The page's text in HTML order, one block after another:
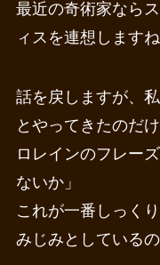
最近の奇術家なら
ィスを連想しますね
話を戻しますが、
とやってきたのだ
ロレインのフレー
ないか」
これが一番しっく
みじみとしているの